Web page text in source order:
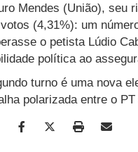
Mendes (União), seu
(4,31%): um
o petista Lúdio
política ao
turno é uma nova
polarizada entre o